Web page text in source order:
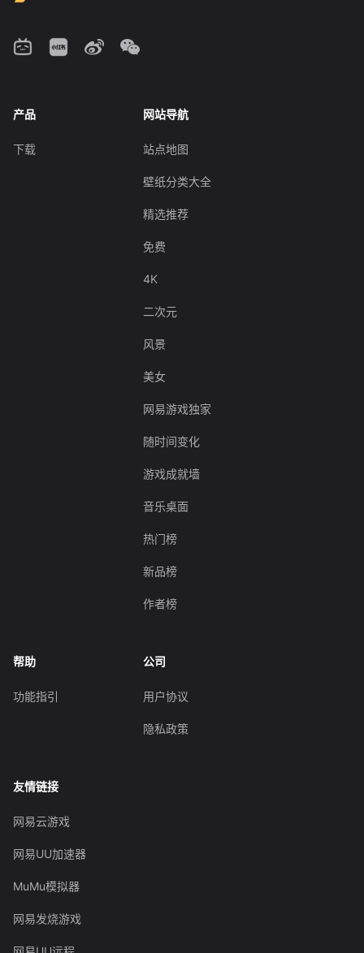
产品
下载
网站导航
站点地图
壁纸分类大全
精选推荐
免费
4K
二次元
风景
美女
网易游戏独家
随时间变化
游戏成就墙
音乐桌面
热门榜
新品榜
作者榜
帮助
功能指引
公司
用户协议
隐私政策
友情链接
网易云游戏
网易UU加速器
MuMu模拟器
网易发烧游戏